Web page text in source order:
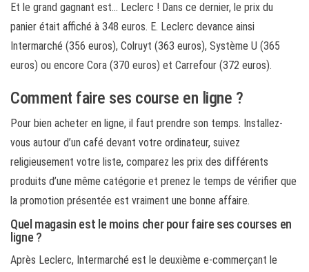
Et le grand gagnant est… Leclerc ! Dans ce dernier, le prix du
panier était affiché à 348 euros. E. Leclerc devance ainsi
Intermarché (356 euros), Colruyt (363 euros), Système U (365
euros) ou encore Cora (370 euros) et Carrefour (372 euros).
Comment faire ses course en ligne ?
Pour bien acheter en ligne, il faut prendre son temps. Installez-
vous autour d’un café devant votre ordinateur, suivez
religieusement votre liste, comparez les prix des différents
produits d’une même catégorie et prenez le temps de vérifier que
la promotion présentée est vraiment une bonne affaire.
Quel magasin est le moins cher pour faire ses courses en
ligne ?
Après Leclerc, Intermarché est le deuxième e-commerçant le